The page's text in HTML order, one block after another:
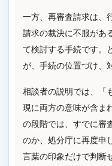
一方、再審査請求は、
請求の裁決に不服があ
て検討する手続です。
が、手続の位置づけ、
相談者の説明では、「
現に両方の意味が含ま
の段階では、すでに審
のか、処分庁に再度申
言葉の印象だけで判断